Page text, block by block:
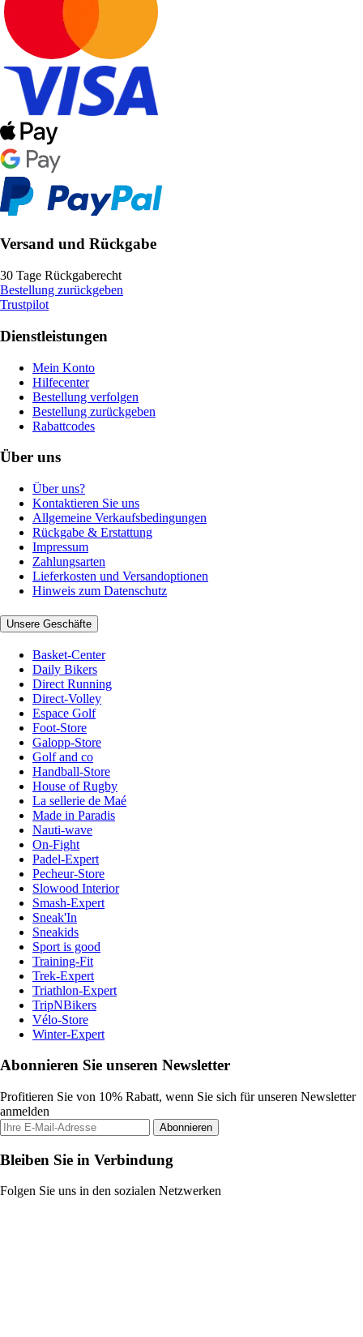
Versand und Rückgabe
30 Tage Rückgaberecht
Bestellung zurückgeben
Trustpilot
Dienstleistungen
Mein Konto
Hilfecenter
Bestellung verfolgen
Bestellung zurückgeben
Rabattcodes
Über uns
Über uns?
Kontaktieren Sie uns
Allgemeine Verkaufsbedingungen
Rückgabe & Erstattung
Impressum
Zahlungsarten
Lieferkosten und Versandoptionen
Hinweis zum Datenschutz
Unsere Geschäfte
Basket-Center
Daily Bikers
Direct Running
Direct-Volley
Espace Golf
Foot-Store
Galopp-Store
Golf and co
Handball-Store
House of Rugby
La sellerie de Maé
Made in Paradis
Nauti-wave
On-Fight
Padel-Expert
Pecheur-Store
Slowood Interior
Smash-Expert
Sneak'In
Sneakids
Sport is good
Training-Fit
Trek-Expert
Triathlon-Expert
TripNBikers
Vélo-Store
Winter-Expert
Abonnieren Sie unseren Newsletter
Profitieren Sie von 10% Rabatt, wenn Sie sich für unseren Newsletter
anmelden
Abonnieren
Bleiben Sie in Verbindung
Folgen Sie uns in den sozialen Netzwerken